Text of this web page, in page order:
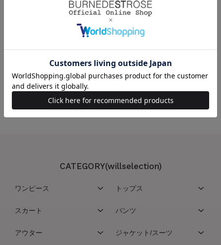
ピンク
この商品を取り扱っている店舗
こちらの商品は取扱い店舗一覧サービスを停止させていただいております
CATEGORY(willselection)
ワンピース トップス
スカート パンツ
アウター ジャケット/スーツ